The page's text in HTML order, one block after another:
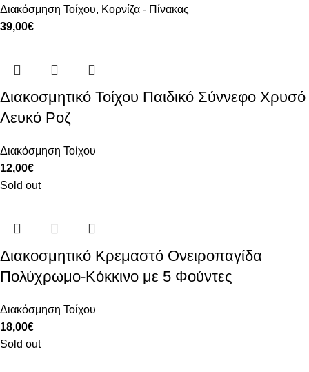
Διακόσμηση Τοίχου, Κορνίζα - Πίνακας
39,00€
Διακοσμητικό Τοίχου Παιδικό Σύννεφο Χρυσό
Λευκό Ροζ
Διακόσμηση Τοίχου
12,00€
Sold out
Διακοσμητικό Κρεμαστό Ονειροπαγίδα
Πολύχρωμο-Κόκκινο με 5 Φούντες
Διακόσμηση Τοίχου
18,00€
Sold out